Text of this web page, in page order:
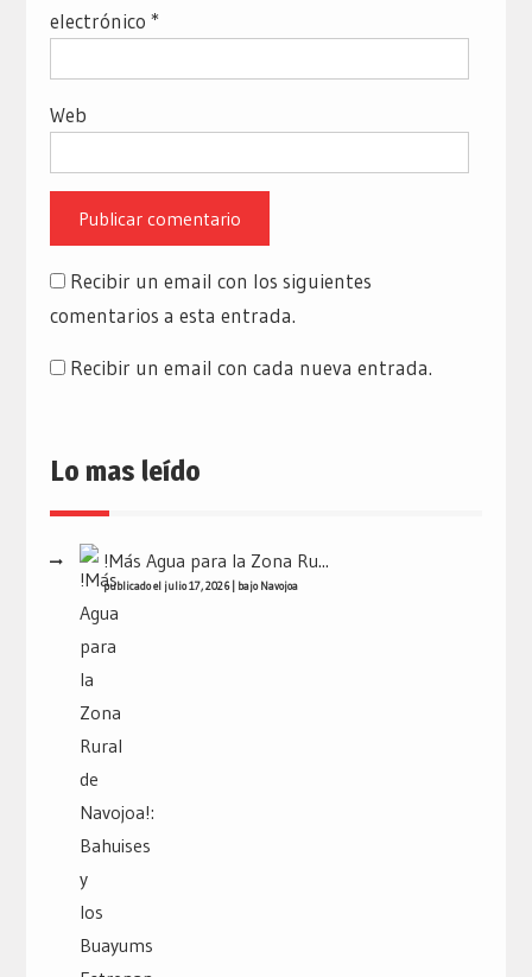
electrónico *
Web
Recibir un email con los siguientes
comentarios a esta entrada.
Recibir un email con cada nueva entrada.
Lo mas leído
!Más Agua para la Zona Ru...
publicado el julio 17, 2026| bajoNavojoa